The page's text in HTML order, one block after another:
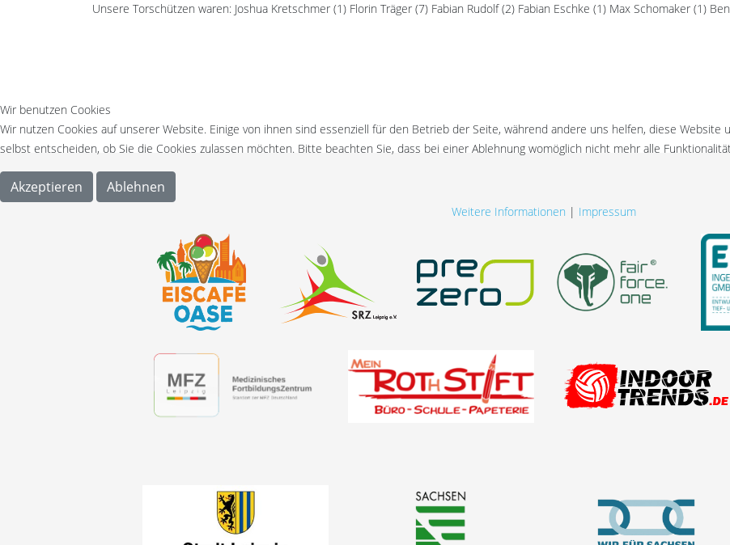
Unsere Torschützen waren: Joshua Kretschmer (1) Florin Träger (7) Fabian Rudolf (2) Fabian Eschke (1) Max Schomaker (1)
Wir benutzen Cookies
Wir nutzen Cookies auf unserer Website. Einige von ihnen sind essenziell für den Betrieb der Seite, während andere uns helfen, diese Website
selbst entscheiden, ob Sie die Cookies zulassen möchten. Bitte beachten Sie, dass bei einer Ablehnung womöglich nicht mehr alle
Akzeptieren Ablehnen
Weitere Informationen | Impressum